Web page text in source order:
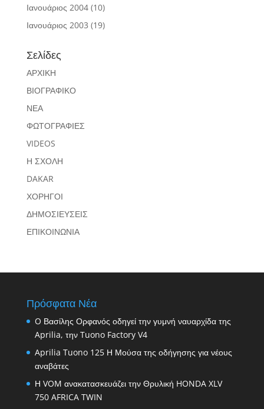
Ιανουάριος 2004(10)
Ιανουάριος 2003 (19)
Σελίδες
ΑΡΧΙΚΗ
ΒΙΟΓΡΑΦΙΚΟ
ΝΕΑ
ΦΩΤΟΓΡΑΦΙΕΣ
VIDEOS
Η ΣΧΟΛΗ
DAKAR
ΧΟΡΗΓΟΙ
ΔΗΜΟΣΙΕΥΣΕΙΣ
ΕΠΙΚΟΙΝΩΝΙΑ
Πρόσφατα Νέα
O Βασίλης Ορφανός οδηγεί την γυμνή ναυαρχίδα της
Aprilia, την Tuono Factory V4
Aprilia Tuono 125 Η Μούσα της οδήγησης για νέους
αναβάτες
Η VOM ανακατασκευάζει την Θρυλική HONDA XLV
750 AFRICA TWIN